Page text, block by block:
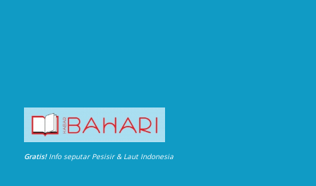
Gratis! Info seputar Pesisir & Laut Indonesia